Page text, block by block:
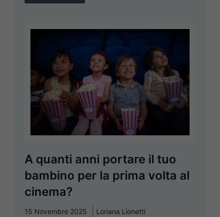
A quanti anni portare il tuo
bambino per la prima volta al
cinema?
15 Novembre 2025 Loriana Lionetti